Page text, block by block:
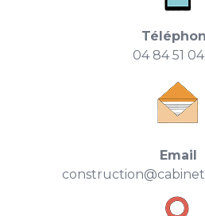
04 84 51
Email